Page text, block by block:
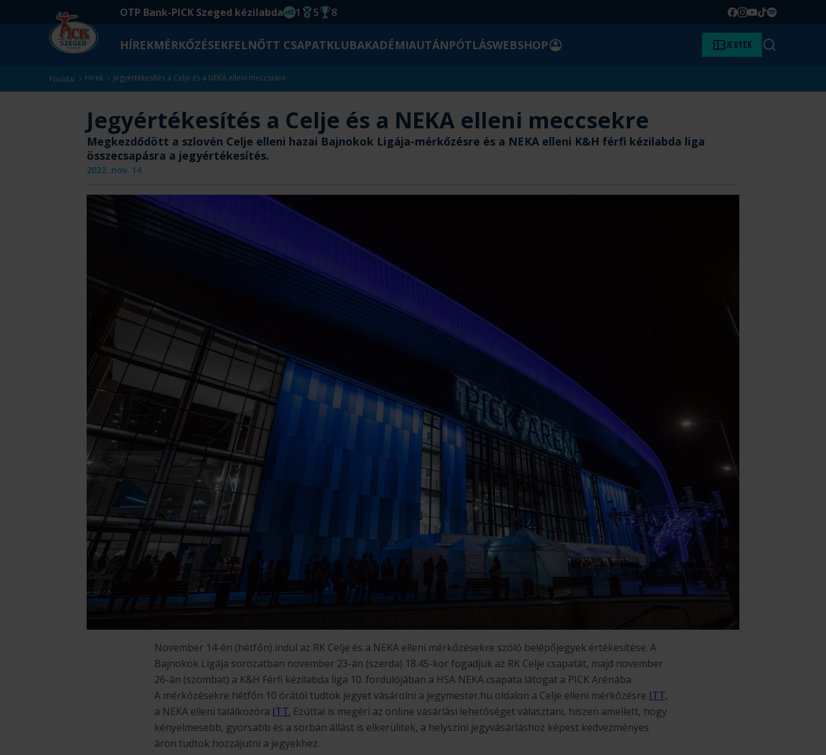
OTP Bank-PICK Szeged kézilabda
EHF kupagyőzelem 2014
1
Magyar Bajnoki cím
5
Magyar-Kupa győzelem
8 Facebook
Instagram
YouTube
TikTok
Spotify
HÍREKMÉRKŐZÉSEKFELNŐTT CSAPATKLUBAKADÉMIAUTÁNPÓTLÁSWEBSHOPBELÉPÉS Jegyek Keresés
Főoldal Hírek Jegyértékesítés a Celje és a NEKA elleni meccsekre
Jegyértékesítés a Celje és a NEKA elleni meccsekre
Megkezdődött a szlovén Celje elleni hazai Bajnokok Ligája-mérkőzésre és a NEKA elleni K&H férfi kézilabda liga
összecsapásra a jegyértékesítés.
2022. nov. 14.
November 14-én (hétfőn) indul az RK Celje és a NEKA elleni mérkőzésekre szóló belépőjegyek értékesítése. A
Bajnokok Ligája sorozatban november 23-án (szerda) 18.45-kor fogadjuk az RK Celje csapatát, majd november
26-án (szombat) a K&H Férfi kézilabda liga 10. fordulójában a HSA NEKA csapata látogat a PICK Arénába.
A mérkőzésekre hétfőn 10 órától tudtok jegyet vásárolni a jegymester.hu oldalon a Celje elleni mérkőzésre ITT,
a NEKA elleni találkozóra ITT. Ezúttal is megéri az online vásárlási lehetőséget választani, hiszen amellett, hogy
kényelmesebb, gyorsabb és a sorban állást is elkerülitek, a helyszíni jegyvásárláshoz képest kedvezményes
áron tudtok hozzájutni a jegyekhez.